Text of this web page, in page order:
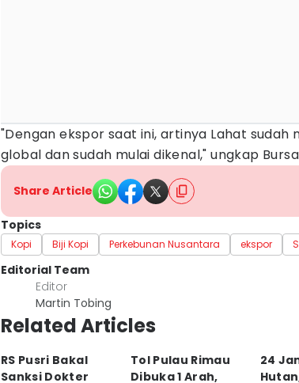
"Dengan ekspor saat ini, artinya Lahat sudah
global dan sudah mulai dikenal," ungkap
Share Article
Topics
Kopi Biji Kopi Perkebunan Nusantara ekspor
Editorial Team
Editor
Martin Tobing
Related Articles
RS Pusri Bakal
Sanksi Dokter
Tol Pulau Rimau
Dibuka 1 Arah,
24